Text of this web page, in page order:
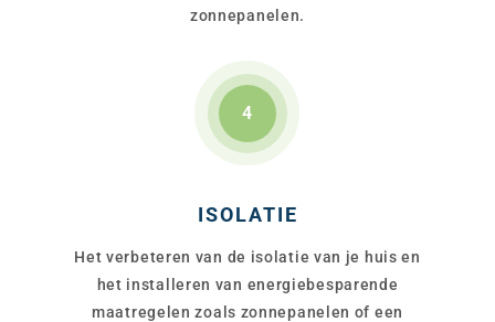
zonnepanelen.
4
ISOLATIE
Het verbeteren van de isolatie van je huis en
het installeren van energiebesparende
maatregelen zoals zonnepanelen of een